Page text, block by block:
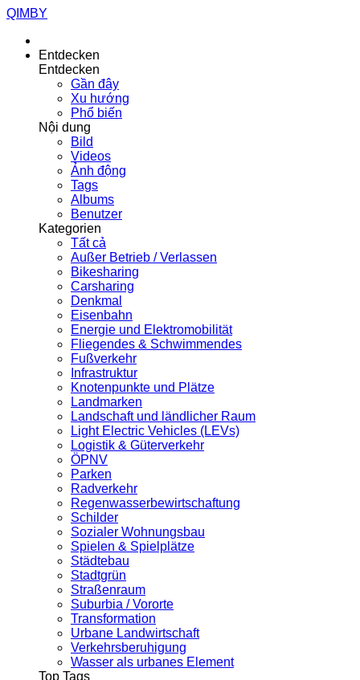
QIMBY
Entdecken
Entdecken
Gần đây
Xu hướng
Phổ biến
Nội dung
Bild
Videos
Ảnh động
Tags
Albums
Benutzer
Kategorien
Tất cả
Außer Betrieb / Verlassen
Bikesharing
Carsharing
Denkmal
Eisenbahn
Energie und Elektromobilität
Fliegendes & Schwimmendes
Fußverkehr
Infrastruktur
Knotenpunkte und Plätze
Landmarken
Landschaft und ländlicher Raum
Light Electric Vehicles (LEVs)
Logistik & Güterverkehr
ÖPNV
Parken
Radverkehr
Regenwasserbewirtschaftung
Schilder
Sozialer Wohnungsbau
Spielen & Spielplätze
Städtebau
Stadtgrün
Straßenraum
Suburbia / Vororte
Transformation
Urbane Landwirtschaft
Verkehrsberuhigung
Wasser als urbanes Element
Top Tags